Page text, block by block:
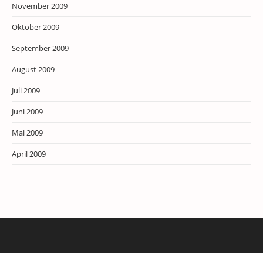
November 2009
Oktober 2009
September 2009
August 2009
Juli 2009
Juni 2009
Mai 2009
April 2009